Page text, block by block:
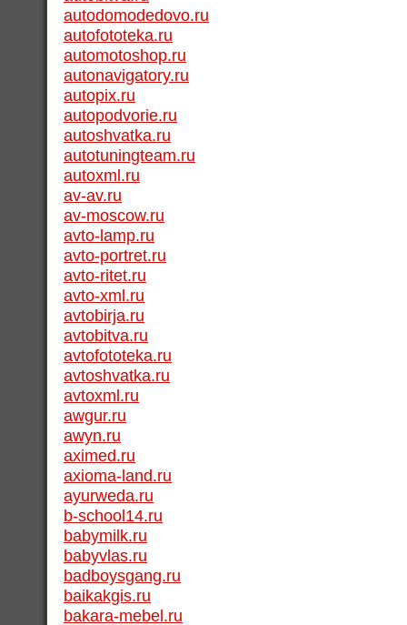
autodomodedovo.ru
autofototeka.ru
automotoshop.ru
autonavigatory.ru
autopix.ru
autopodvorie.ru
autoshvatka.ru
autotuningteam.ru
autoxml.ru
av-av.ru
av-moscow.ru
avto-lamp.ru
avto-portret.ru
avto-ritet.ru
avto-xml.ru
avtobirja.ru
avtobitva.ru
avtofototeka.ru
avtoshvatka.ru
avtoxml.ru
awgur.ru
awyn.ru
aximed.ru
axioma-land.ru
ayurweda.ru
b-school14.ru
babymilk.ru
babyvlas.ru
badboysgang.ru
baikakgis.ru
bakara-mebel.ru